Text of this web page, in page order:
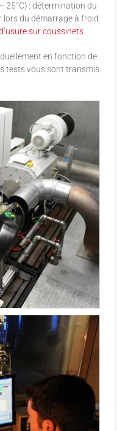
25°C) : détermination du
du démarrage à froid.
sur coussinets
en fonction de
tests vous sont transmis.